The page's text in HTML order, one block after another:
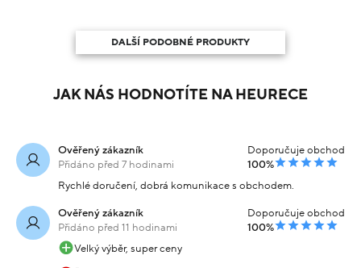
DALŠÍ PODOBNÉ PRODUKTY
JAK NÁS HODNOTÍTE NA HEURECE
Ověřený zákazník
Přidáno před 7 hodinami
Doporučuje obchod
100%
Rychlé doručení, dobrá komunikace s obchodem.
Ověřený zákazník
Přidáno před 11 hodinami
Doporučuje obchod
100%
Velký výběr, super ceny